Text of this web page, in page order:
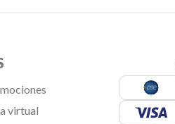
virtual